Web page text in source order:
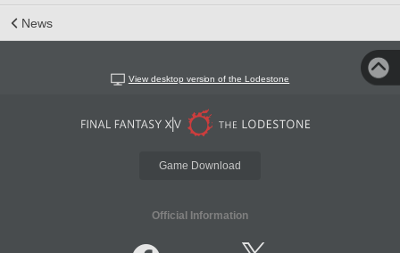
News
View desktop version of the Lodestone
Game Download
Official Information